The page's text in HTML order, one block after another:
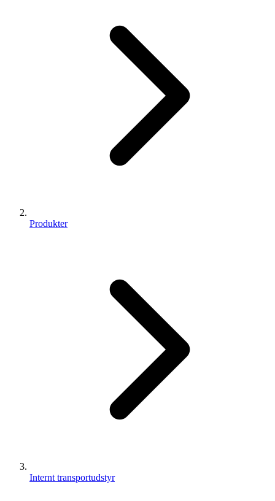
Produkter
Internt transportudstyr